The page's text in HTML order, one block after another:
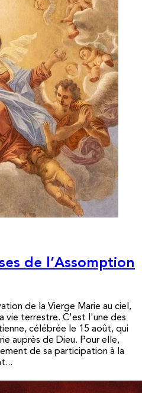
de l’Assomption
de la Vierge Marie au ciel,
vie terrestre. C'est l'une des
célébrée le 15 août, qui
auprès de Dieu. Pour elle,
de sa participation à la